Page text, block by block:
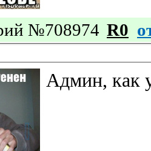
№708974 R0
Админ, как